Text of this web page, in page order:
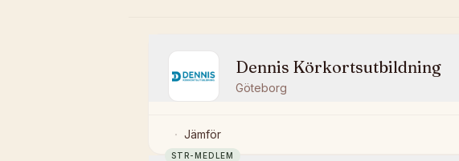
Dennis Körkortsutbildning
Göteborg
Jämför
STR-MEDLEM